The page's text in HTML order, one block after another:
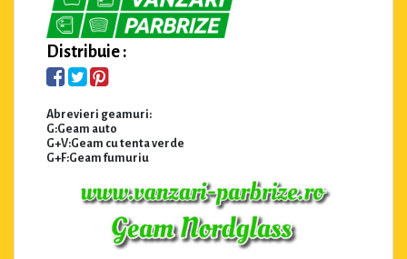
Distribuie :
Abrevieri geamuri:
G:Geam auto
G+V:Geam cu tenta verde
G+F:Geam fumuriu